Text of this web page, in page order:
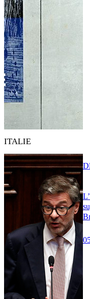
ITALIE